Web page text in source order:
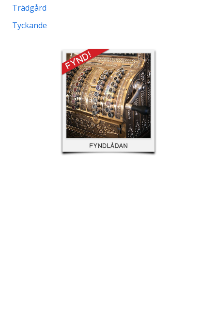
Trädgård
Tyckande